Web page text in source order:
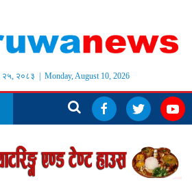
२५, २०८३ | Monday, August 10, 2026